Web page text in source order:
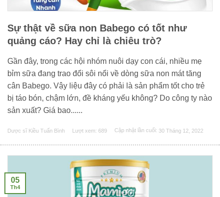
Sự thật về sữa non Babego có tốt như
quảng cáo? Hay chỉ là chiêu trò?
Gần đây, trong các hội nhóm nuôi dạy con cái, nhiều mẹ
bỉm sữa đang trao đổi sôi nổi về dòng sữa non mát tăng
cân Babego. Vậy liệu đây có phải là sản phẩm tốt cho trẻ
bị táo bón, chậm lớn, đề kháng yếu không? Do công ty nào
sản xuất? Giá bao......
Dược sĩ Kiều Tuấn Bình Lượt xem: 689 Cập nhật lần cuối: 30 Tháng 12, 2022
05
Th4